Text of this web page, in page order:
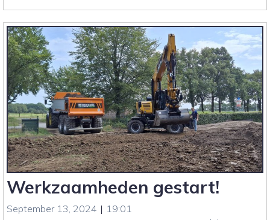
Bergen
werk
verzet
Werkzaamheden gestart!
September 13, 2024 | 19:01